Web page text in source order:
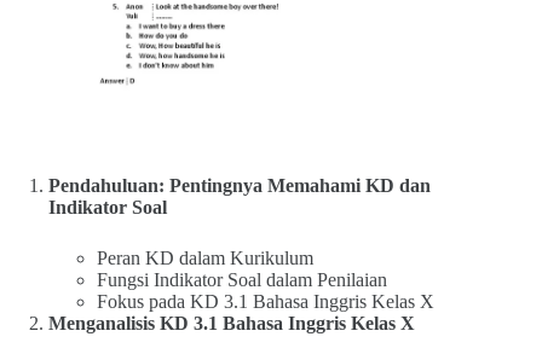
Pendahuluan: Pentingnya Memahami KD dan
Indikator Soal
Peran KD dalam Kurikulum
Fungsi Indikator Soal dalam Penilaian
Fokus pada KD 3.1 Bahasa Inggris Kelas X
Menganalisis KD 3.1 Bahasa Inggris Kelas X